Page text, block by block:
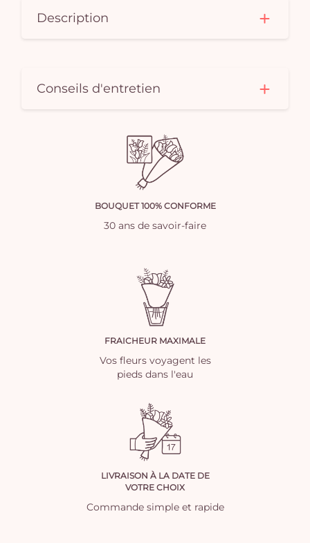
Description
Conseils d'entretien
BOUQUET 100% CONFORME
30 ans de savoir-faire
FRAICHEUR MAXIMALE
Vos fleurs voyagent les
pieds dans l'eau
LIVRAISON À LA DATE DE
VOTRE CHOIX
Commande simple et rapide